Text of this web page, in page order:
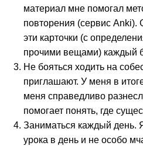
материал мне помогал
повторения (сервис
эти карточки (с
прочими вещами) каждый
Не бояться ходить на
приглашают. У меня в
меня справедливо
помогает понять, где
Заниматься каждый день.
урока в день и не особо